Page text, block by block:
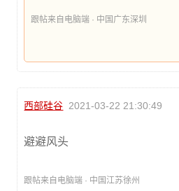
跟帖来自电脑端 · 中国广东深圳
西部硅谷 2021-03-22 21:30:49
避避风头
跟帖来自电脑端 · 中国江苏徐州